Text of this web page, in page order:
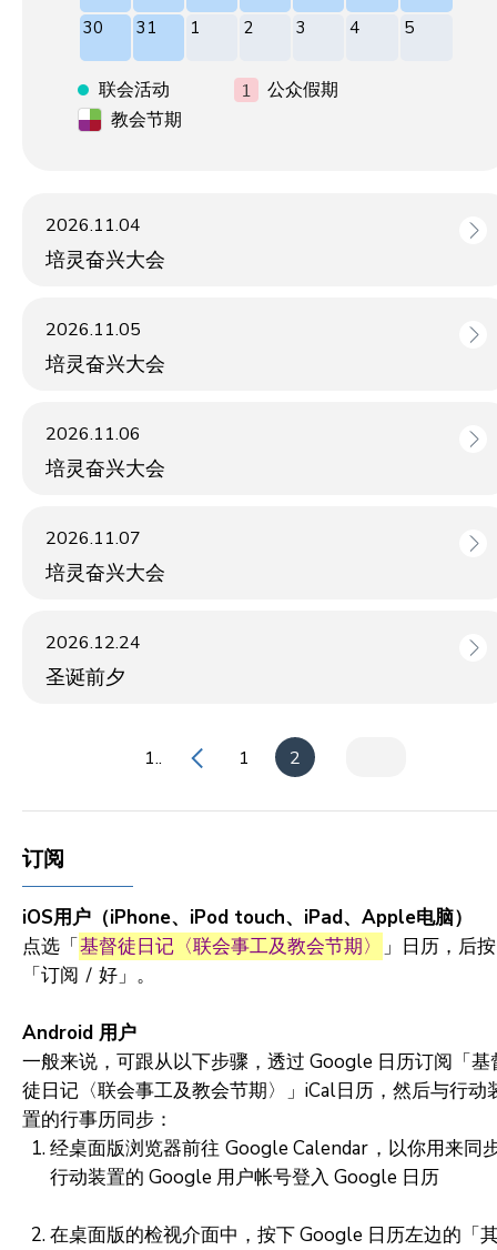
30 31 1 2 3 4 5
联会活动
公众假期
教会节期
2026.11.04
培灵奋兴大会
2026.11.05
培灵奋兴大会
2026.11.06
培灵奋兴大会
2026.11.07
培灵奋兴大会
2026.12.24
圣诞前夕
1.. 1 2
订阅
iOS用户（iPhone、iPod touch、iPad、Apple电脑）
点选「基督徒日记〈联会事工及教会节期〉
」日历，后按
「订阅 ∕ 好」。
Android 用户
一般来说，可跟从以下步骤，透过 Google 日历订阅「基
徒日记〈联会事工及教会节期〉」iCal日历，然后与行动
置的行事历同步：
经桌面版浏览器前往 Google Calendar ，以你用来同
行动装置的 Google 用户帐号登入 Google 日历
在桌面版的检视介面中，按下 Google 日历左边的「